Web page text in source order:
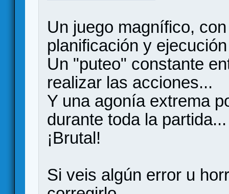
Un juego magnífico,
planificación y
Un "puteo" constante
realizar las acciones...
Y una agonía extrema
durante toda la partida...
¡Brutal!
Si veis algún error u